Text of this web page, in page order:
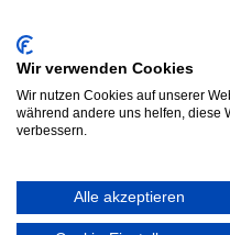
Impressum
Datenschutzerklärung
Wir verwenden Cookies
Wir nutzen Cookies auf unserer
während andere uns helfen, diese
verbessern.
Alle akzeptieren